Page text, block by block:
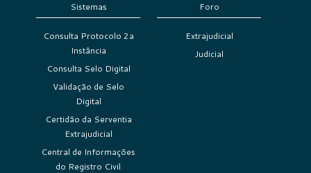
Sistemas
Consulta Protocolo 2a
Instância
Consulta Selo Digital
Validação de Selo
Digital
Certidão da Serventia
Extrajudicial
Central de Informações
do Registro Civil
Foro
Extrajudicial
Judicial